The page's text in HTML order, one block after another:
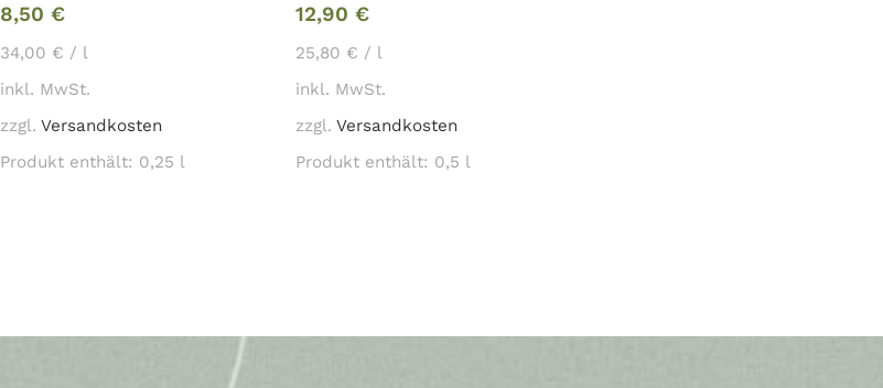
8,50 €
34,00 € / l
inkl. MwSt.
zzgl. Versandkosten
Produkt enthält: 0,25 l
12,90€
25,80 € / l
inkl. MwSt.
zzgl.Versandkosten
Produkt enthält: 0,5 l